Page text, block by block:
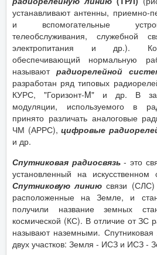
устанавливают антенны, приемно-
и вспомогательные
телеобслуживания, служебной
электропитания и др.).
обеспечивающий нормальную
называютрадиорелейной
разработан ряд типовых
КУРС, "Горизонт-M" и др. В
модуляции, используемого в
принято различать аналоговые
ЧМ (АРРС),цифровые
и др.
Спутниковая радиосвязь- это
установленный на
Спутниковую линию связи (СЛС)
расположенные на Земле, и
получили название земных
космической (КС). В отличие от ЗС
называют наземными. Спутниковая
двух участков: Земля - ИСЗ и ИСЗ -